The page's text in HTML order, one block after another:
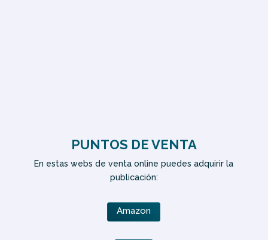
PUNTOS DE VENTA
En estas webs de venta online puedes adquirir la
publicación:
Amazon